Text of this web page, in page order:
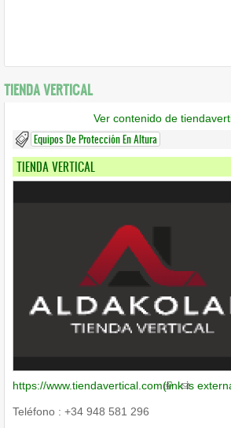
TIENDA VERTICAL
Ver contenido de
Equipos De Protección En Altura
TIENDA VERTICAL
https://www.tiendavertical.com(link is
Teléfono : +34 948 581 296